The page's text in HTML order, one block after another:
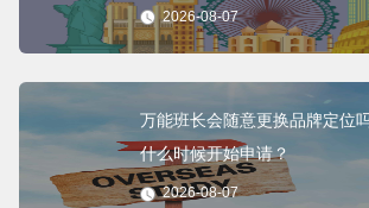
2026-08-07
万能班长会随意更换品牌定位
什么时候开始申请？
2026-08-07